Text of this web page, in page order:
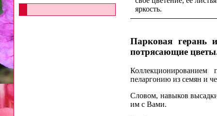
яркость.
Парковая герань
потрясающие
пеларгонию из семян и
Словом, навыков
им с Вами.